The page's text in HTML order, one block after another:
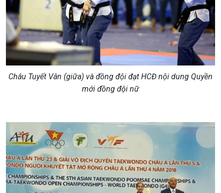
Châu Tuyết Vân (giữa) và đồng đội đạt HCĐ nội dung Quyền
mới đồng đội nữ